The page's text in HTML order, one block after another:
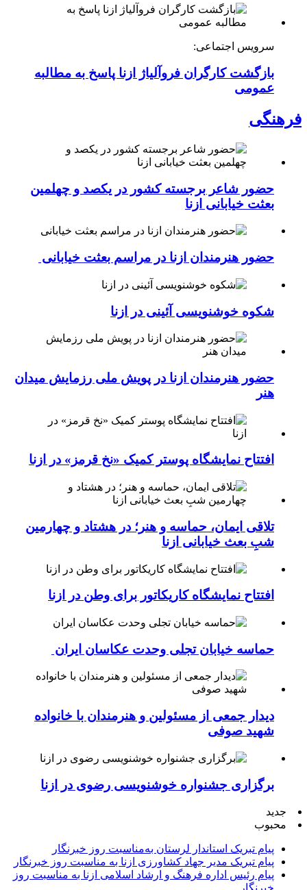
سرویس اجتماعی:
بازگشت کارگران فروآلیاژ ازنا پاسخ به مطالبه
عمومی
فرهنگی
حضور شاعر برجسته کشور در یکصد و چهلمین
بعثت خیابانی ازنا
حضور هنرمندان ازنا در مراسم بعثت خیابانی
شکوه خوشنویسی آئینی در ازنا
حضور هنرمندان ازنا در پویش ملی رزمایش میدان
هنر
افتتاح نمایشگاه پوستر کمیک «نخ قرمز» در ازنا
تلاقی ایمان، حماسه و هنر؛ در هشتاد و چهارمین
شبِ بعث خیابانی ازنا
افتتاح نمایشگاه کاریکاتور برای وطن در ازنا
حماسه خیابان تجلی وحدت عکاسان ایران
دیدار جمعی از مسئولین و هنرمندان با خانواده
شهید صوفی
برگزاری جشنواره خوشنویسی رضوی در ازنا
جدید
محبوب
پیام تبریک استاندار لرستان به‌مناسبت روز خبرنگار
پیام تبریک مدیر جهاد کشاورزی ازنا به مناسبت روز خبرنگار
پیام رئیس اداره فرهنگ و ارشاد اسلامی ازنا به مناسبت روز